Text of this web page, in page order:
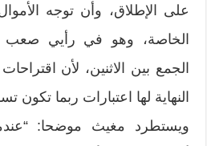
على الإطلاق،‮ ‬وأن
الخاصة،‮ ‬وهو في رأيي
الجمع بين
النهاية لها اعتبارات ربما تكون